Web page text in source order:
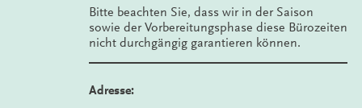
Bitte beachten Sie, dass wir in der Saison
sowie der Vorbereitungsphase diese Bürozeiten
nicht durchgängig garantieren können.
Adresse: